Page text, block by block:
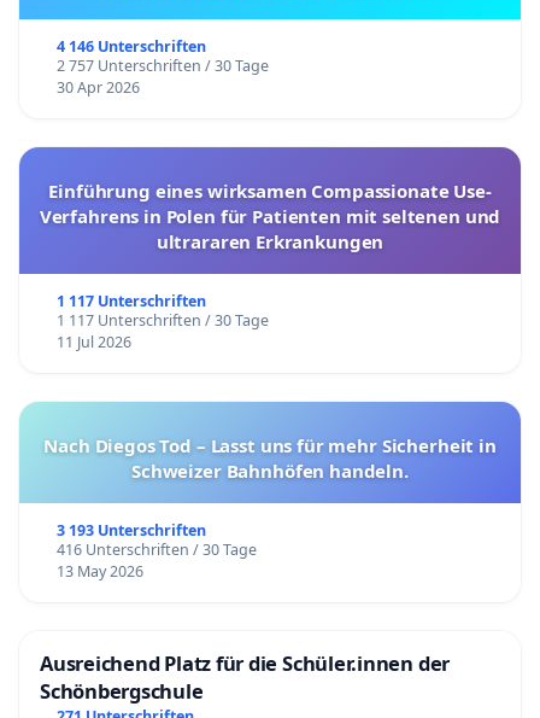
4 146 Unterschriften
2 757 Unterschriften / 30 Tage
30 Apr 2026
Einführung eines wirksamen Compassionate Use-
Verfahrens in Polen für Patienten mit seltenen und
ultrararen Erkrankungen
1 117 Unterschriften
1 117 Unterschriften / 30 Tage
11 Jul 2026
Nach Diegos Tod – Lasst uns für mehr Sicherheit in
Schweizer Bahnhöfen handeln.
3 193 Unterschriften
416 Unterschriften / 30 Tage
13 May 2026
Ausreichend Platz für die Schüler.innen der
Schönbergschule